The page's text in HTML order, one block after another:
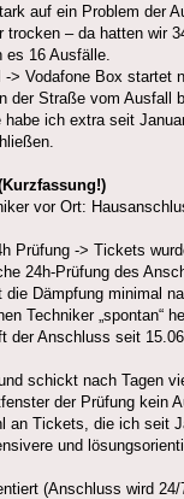
auf ein Problem der
– da hatten wir
es 16 Ausfälle.
Vodafone Box startet
der Straße vom Ausfall
ich extra seit
vor Ort:
Prüfung -> Tickets
24h-Prüfung des
Dämpfung minimal
Techniker „spontan“
Anschluss seit
schickt nach Tagen
der Prüfung kein
an Tickets, die ich seit
und
(Anschluss wird